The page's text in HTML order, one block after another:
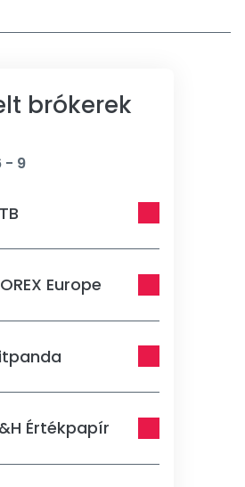
brókerek
- 9
Europe
Értékpapír